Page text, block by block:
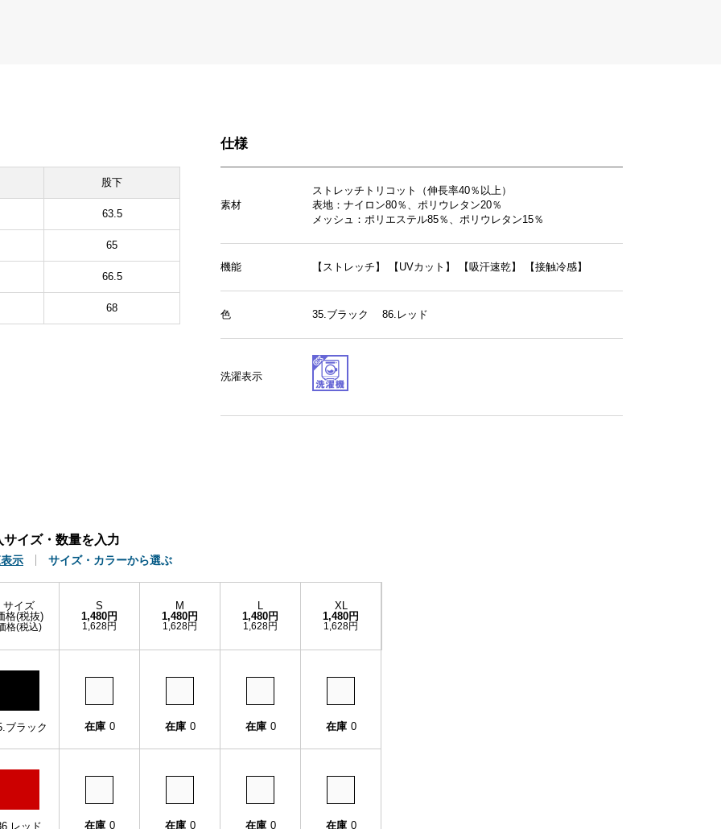
股下
63.5
65
66.5
68
仕様
素材
ストレッチトリコット（伸長率40％以上）
表地：ナイロン80％、ポリウレタン20％
メッシュ：ポリエステル85％、ポリウレタン15％
機能 【ストレッチ】 【UVカット】 【吸汗速乾】 【接触冷感】
色 35.ブラック 86.レッド
洗濯表示
サイズ・数量を入力
示 サイズ・カラーから選ぶ
サイズ
格(税抜)
格(税込)
S
1,480円
1,628円
M
1,480円
1,628円
L
1,480円
1,628円
XL
1,480円
1,628円
ブラック 在庫 0 在庫 0 在庫 0 在庫 0
レッド 在庫 0 在庫 0 在庫 0 在庫 0